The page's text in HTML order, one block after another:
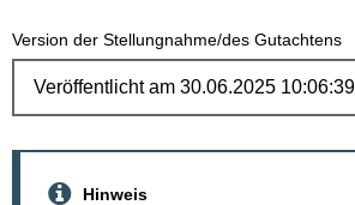
Version der Stellungnahme/des Gutachtens
Hinweis